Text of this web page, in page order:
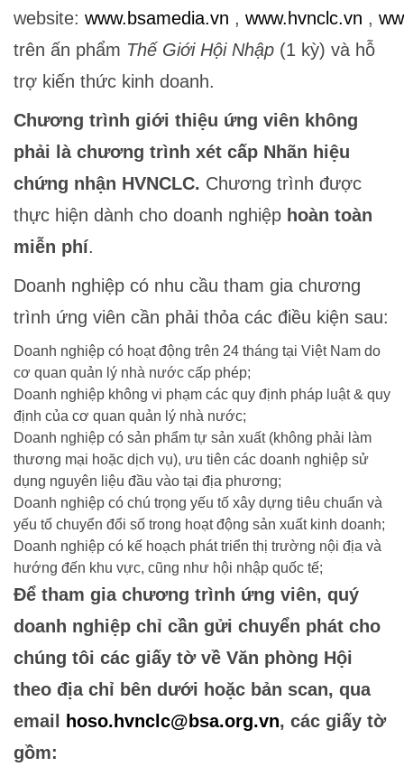
website: www.bsamedia.vn , www.hvnclc.vn ,
trên ấn phẩm Thế Giới Hội Nhập (1 kỳ) và hỗ
trợ kiến thức kinh doanh.
Chương trình giới thiệu ứng viên không
phải là chương trình xét cấp Nhãn hiệu
chứng nhận HVNCLC. Chương trình được
thực hiện dành cho doanh nghiệp hoàn toàn
miễn phí.
Doanh nghiệp có nhu cầu tham gia chương
trình ứng viên cần phải thỏa các điều kiện sau:
Doanh nghiệp có hoạt động trên 24 tháng tại Việt Nam do
cơ quan quản lý nhà nước cấp phép;
Doanh nghiệp không vi phạm các quy định pháp luật & quy
định của cơ quan quản lý nhà nước;
Doanh nghiệp có sản phẩm tự sản xuất (không phải làm
thương mại hoặc dịch vụ), ưu tiên các doanh nghiệp sử
dụng nguyên liệu đầu vào tại địa phương;
Doanh nghiệp có chú trọng yếu tố xây dựng tiêu chuẩn và
yếu tố chuyển đổi số trong hoạt động sản xuất kinh doanh;
Doanh nghiệp có kế hoạch phát triển thị trường nội địa và
hướng đến khu vực, cũng như hội nhập quốc tế;
Để tham gia chương trình ứng viên, quý
doanh nghiệp chỉ cần gửi chuyển phát cho
chúng tôi các giấy tờ về Văn phòng Hội
theo địa chỉ bên dưới hoặc bản scan, qua
email
hoso.hvnclc@bsa.org.vn, các giấy tờ
gồm: